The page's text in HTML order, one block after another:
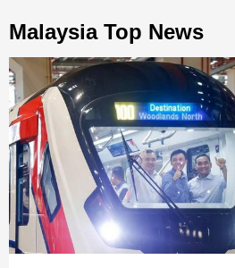
Malaysia Top News